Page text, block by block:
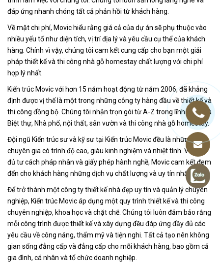
đáp ứng nhanh chóng tất cả phản hồi từ khách hàng.
Về mặt chi phí, Movic hiểu rằng giá cả của dự án sẽ phụ thuộc vào
nhiều yếu tố như diện tích, vị trí địa lý và yêu cầu cụ thể của khách
hàng. Chính vì vậy, chúng tôi cam kết cung cấp cho bạn một giải
pháp thiết kế và thi công nhà gỗ homestay chất lượng với chi phí
hợp lý nhất.
Kiến trúc Movic với hơn 15 năm hoạt động từ năm 2006, đã khẳng
định được vị thế là một trong những công ty hàng đầu về thiết kế và
thi công đồng bộ. Chúng tôi nhận trọn gói từ A-Z trong lĩnh vực Nhà
Biệt thự, Nhà phố, nội thất, sân vườn và thi công nhà gỗ homestay.
Đội ngũ Kiến trúc sư và kỹ sư tại Kiến trúc Movic đều là những
chuyên gia có trình độ cao, giàu kinh nghiệm và nhiệt tình. Với đầy
đủ tư cách pháp nhân và giấy phép hành nghề, Movic cam kết đem
đến cho khách hàng những dịch vụ chất lượng và uy tín nhất.
Để trở thành một công ty thiết kế nhà đẹp uy tín và quản lý chuyên
nghiệp, Kiến trúc Movic áp dụng một quy trình thiết kế và thi công
chuyên nghiệp, khoa học và chặt chẽ. Chúng tôi luôn đảm bảo rằng
mỗi công trình được thiết kế và xây dựng đều đáp ứng đầy đủ các
yêu cầu về công năng, thẩm mỹ và tiện nghi. Tất cả tạo nên không
gian sống đẳng cấp và đẳng cấp cho mỗi khách hàng, bao gồm cả
gia đình, cá nhân và tổ chức doanh nghiệp.